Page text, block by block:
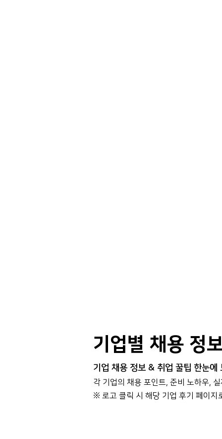
기업별 채용 정
기업 채용 정보 & 취업 꿀팁 한눈에
각 기업의 채용 포인트, 준비 노하우,
​※ 로고 클릭 시 해당 기업 후기 페이지